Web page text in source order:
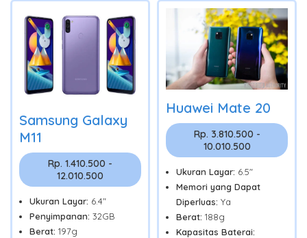
Samsung Galaxy
M11
Rp. 1.410.500 -
12.010.500
Ukuran Layar: 6.4"
Penyimpanan: 32GB
Berat: 197g
Huawei Mate 20
Rp. 3.810.500 -
10.010.500
Ukuran Layar: 6.5"
Memori yang Dapat
Diperluas: Ya
Berat: 188g
Kapasitas Baterai: